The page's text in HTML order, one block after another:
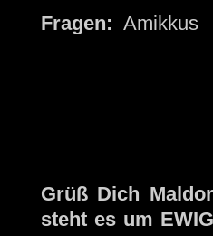
Fragen: Amikkus
Grüß Dich
steht es um